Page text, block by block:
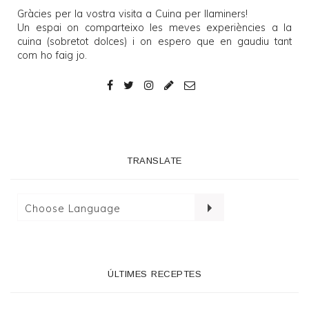
Gràcies per la vostra visita a Cuina per llaminers!
Un espai on comparteixo les meves experiències a la
cuina (sobretot dolces) i on espero que en gaudiu tant
com ho faig jo.
TRANSLATE
ÚLTIMES RECEPTES